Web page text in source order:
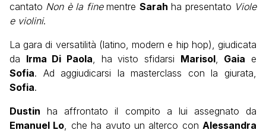
cantato Non è la finementre Sarah ha presentato Viole
e violini.
La gara di versatilità (latino, modern e hip hop), giudicata
da Irma Di Paola, ha visto sfidarsi Marisol, Gaia e
Sofia. Ad aggiudicarsi la masterclass con la giurata,
Sofia.
Dustin ha affrontato il compito a lui assegnato da
Emanuel Lo, che ha avuto un alterco con Alessandra